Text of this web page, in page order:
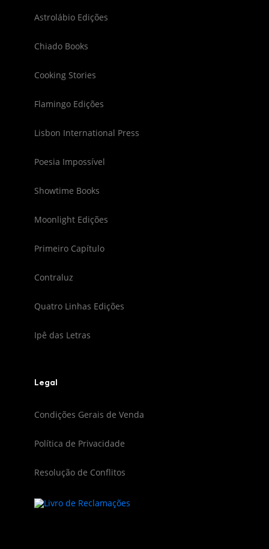
Astrolábio Edições
Chiado Books
Cooking Stories
Flamingo Edições
Lisbon International Press
Poesia Impossível
Showtime Books
Moonlight Edições
Primeiro Capítulo
Contraluz
Quatro Linhas Edições
Ipê das Letras
Legal
Condições Gerais de Venda
Política de Privacidade
Resolução de Conflitos